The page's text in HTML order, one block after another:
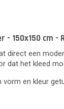
150x150 cm -
direct een
dat het kleed
en kleur